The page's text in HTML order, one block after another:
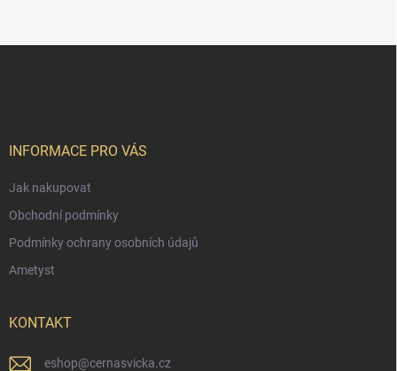
INFORMACE PRO VÁS
Jak nakupovat
Obchodní podmínky
Podmínky ochrany osobních údajů
Ametyst
KONTAKT
eshop@cernasvicka.cz